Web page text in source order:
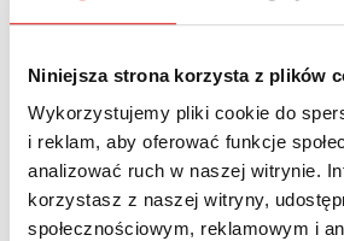
Niniejsza strona korzysta z plików
Wykorzystujemy pliki cookie do
i reklam, aby oferować funkcje
analizować ruch w naszej witrynie.
korzystasz z naszej witryny,
społecznościowym, reklamowym i
Co daje udział
samorządzie?
Rozwój własnych
Realny wpływ na działanie